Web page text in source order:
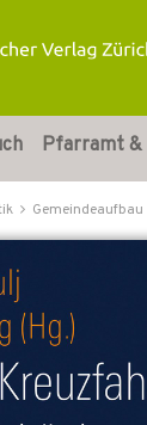
Pfarramt
Gemeindeaufbau